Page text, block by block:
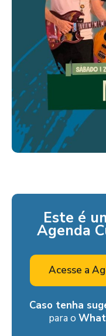
Este é
Agenda
Acesse a
Caso tenha
para o